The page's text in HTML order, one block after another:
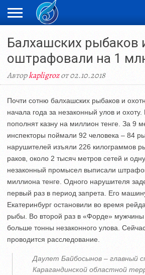
НОВОСТИ
ВИДЕО
ФОТОРЕПОРТАЖИ
ОРКЕН
Балхашских рыбаков
оштрафовали на 1
Авторkapligrozот 02.10.2018
Почти сотню балхашских рыбаков и
начала года за незаконный улов и
пополнят казну на миллион тенге. За 9
инспекторы поймали 92 человека – 84
нарушителей изъяли 226 килограммов
раков, около 2 тысяч метров сетей и
незаконный промысел выписали
миллиона тенге. Одного нарушителя
первый раз в период запрета. Его
Екатеринбург остановили во время
рыбы. Во второй раз в «Форде» мужчины
больше тонны незаконного улова.
проводится расследование.
Даулет Байбосынов – главный
Карагандинской областной